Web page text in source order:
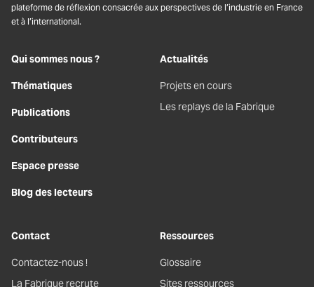
plateforme de réflexion consacrée aux perspectives de l’industrie en France
et à l’international.
Qui sommes nous ?
Thématiques
Publications
Contributeurs
Espace presse
Blog des lecteurs
Actualités
Projets en cours
Les replays de la Fabrique
Contact
Contactez-nous !
La Fabrique recrute
Ressources
Glossaire
Sites ressources